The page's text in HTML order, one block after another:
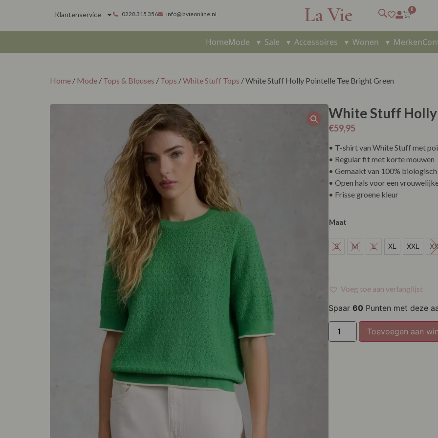
Klantenservice 0228 315 356 info@lavieonline.nl La Vie 0
HomeMode ▾ Sale ▾ Accessoires ▾ Wonen ▾ Merken
Home / Mode / Tops & Blouses / Tops /White Stuff Tops / White Stuff Holly Pointelle Tee Bright Green
White Stuff
€59,95
• T-shirt van White Stuff met
• Regular fit met korte mouwen
• Gemaakt van 100%
• Open hals voor een
• Frisse groene kleur
Maat
S
XXL
XXXL
S M L XL XXL
Voeg toe aan verlanglijst
Spaar 60 Punten met deze
Toevoegen aan